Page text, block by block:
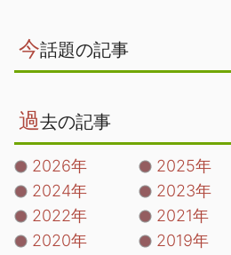
今話題の記事
過去の記事
2026年
2025年
2024年
2023年
2022年
2021年
2020年
2019年